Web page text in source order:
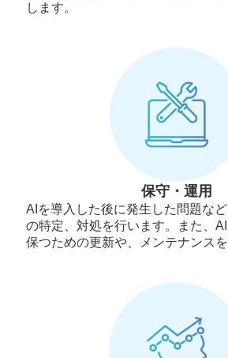
します。
保守・運用
AIを導入した後に発生した問題な
の特定、対処を行います。また、
保つための更新や、メンテナンスを